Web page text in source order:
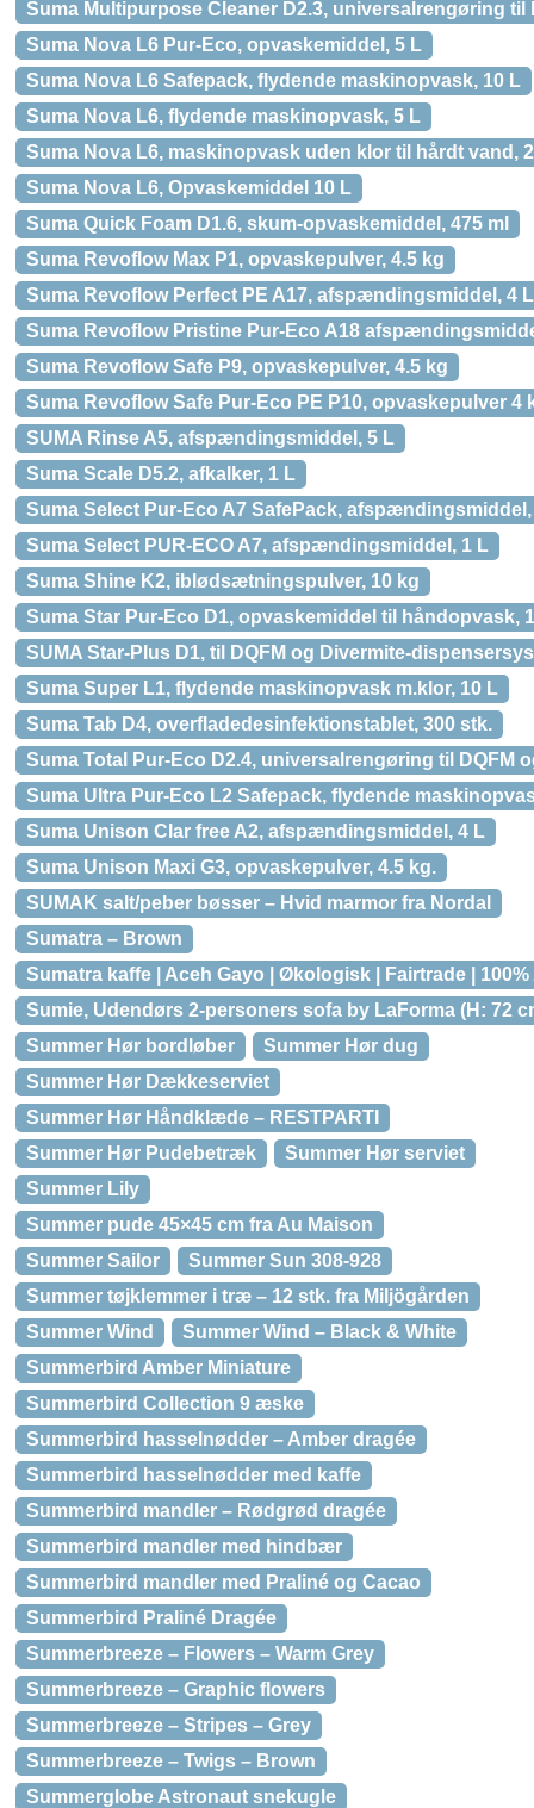
Suma Multipurpose Cleaner D2.3, universalrengøring til
Suma Nova L6 Pur-Eco, opvaskemiddel, 5 L
Suma Nova L6 Safepack, flydende maskinopvask, 10 L
Suma Nova L6, flydende maskinopvask, 5 L
Suma Nova L6, maskinopvask uden klor til hårdt vand,
Suma Nova L6, Opvaskemiddel 10 L
Suma Quick Foam D1.6, skum-opvaskemiddel, 475 ml
Suma Revoflow Max P1, opvaskepulver, 4.5 kg
Suma Revoflow Perfect PE A17, afspændingsmiddel, 4 L
Suma Revoflow Pristine Pur-Eco A18
Suma Revoflow Safe P9, opvaskepulver, 4.5 kg
Suma Revoflow Safe Pur-Eco PE P10, opvaskepulver 4
SUMA Rinse A5, afspændingsmiddel, 5 L
Suma Scale D5.2, afkalker, 1 L
Suma Select Pur-Eco A7 SafePack, afspændingsmiddel,
Suma Select PUR-ECO A7, afspændingsmiddel, 1 L
Suma Shine K2, iblødsætningspulver, 10 kg
Suma Star Pur-Eco D1, opvaskemiddel til håndopvask,
SUMA Star-Plus D1, til DQFM og Divermite-
Suma Super L1, flydende maskinopvask m.klor, 10 L
Suma Tab D4, overfladedesinfektionstablet, 300 stk.
Suma Total Pur-Eco D2.4, universalrengøring til DQFM
Suma Ultra Pur-Eco L2 Safepack, flydende
Suma Unison Clar free A2, afspændingsmiddel, 4 L
Suma Unison Maxi G3, opvaskepulver, 4.5 kg.
SUMAK salt/peber bøsser – Hvid marmor fra Nordal
Sumatra – Brown
Sumatra kaffe | Aceh Gayo | Økologisk | Fairtrade |
Sumie, Udendørs 2-personers sofa by LaForma (H: 72
Summer Hør bordløber
Summer Hør dug
Summer Hør Dækkeserviet
Summer Hør Håndklæde – RESTPARTI
Summer Hør Pudebetræk
Summer Hør serviet
Summer Lily
Summer pude 45×45 cm fra Au Maison
Summer Sailor
Summer Sun 308-928
Summer tøjklemmer i træ – 12 stk. fra Miljögården
Summer Wind
Summer Wind – Black & White
Summerbird Amber Miniature
Summerbird Collection 9 æske
Summerbird hasselnødder – Amber dragée
Summerbird hasselnødder med kaffe
Summerbird mandler – Rødgrød dragée
Summerbird mandler med hindbær
Summerbird mandler med Praliné og Cacao
Summerbird Praliné Dragée
Summerbreeze – Flowers – Warm Grey
Summerbreeze – Graphic flowers
Summerbreeze – Stripes – Grey
Summerbreeze – Twigs – Brown
Summerglobe Astronaut snekugle